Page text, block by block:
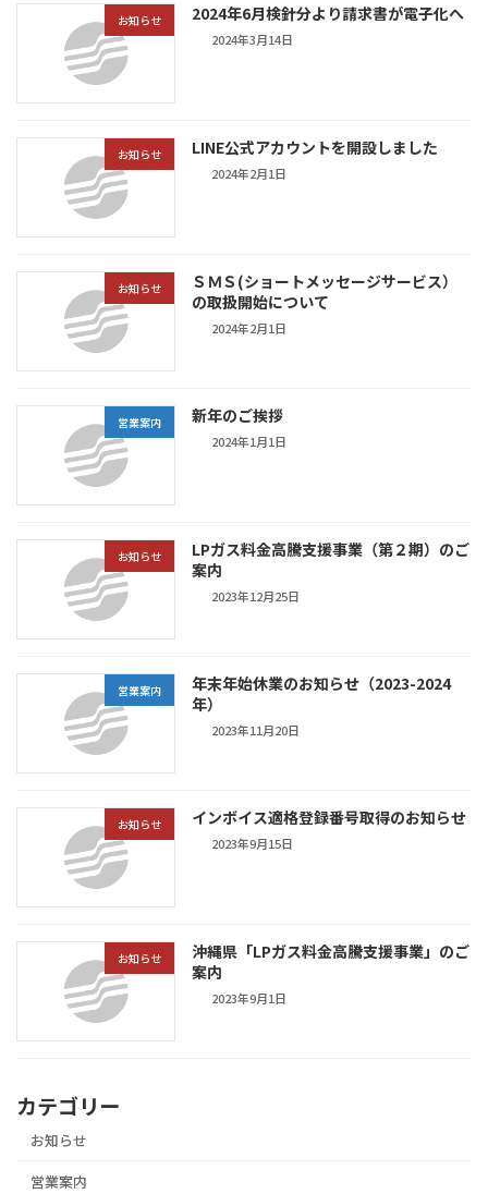
お知らせ 2024年6月検針分より請求書が電子化へ
2024年3月14日
お知らせ LINE公式アカウントを開設しました
2024年2月1日
お知らせ
ＳＭＳ(ショートメッセージサービス）
の取扱開始について
2024年2月1日
営業案内 新年のご挨拶
2024年1月1日
お知らせ
LPガス料金高騰支援事業（第２期）のご
案内
2023年12月25日
営業案内
年末年始休業のお知らせ（2023-2024
年）
2023年11月20日
お知らせ インボイス適格登録番号取得のお知らせ
2023年9月15日
お知らせ
沖縄県「LPガス料金高騰支援事業」のご
案内
2023年9月1日
カテゴリー
お知らせ
営業案内